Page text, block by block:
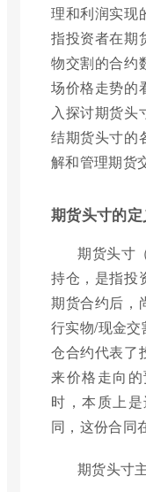
理和利润实现
指投资者在期
物交割的合约
场价格走势的
入探讨期货头
结期货头寸的
解和管理期货
期货头寸的
期货头寸
持仓，是指投
期货合约后，
行实物/现金
仓合约代表了
来价格走向
时，本质上
同，这份合同
期货头寸